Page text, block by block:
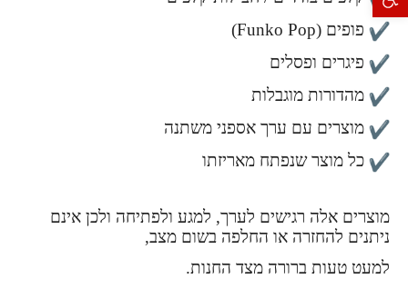
פופים (Funko Pop)
פיגרים ופסלים
מהדורות מוגבלות
מוצרים עם ערך אספני משתנה
כל מוצר שנפתח מאריזתו
מוצרים אלה רגישים לערך, למגע ולפתיחה ולכן אינם
ניתנים להחזרה או החלפה בשום מצב,
למעט טעות ברורה מצד החנות.